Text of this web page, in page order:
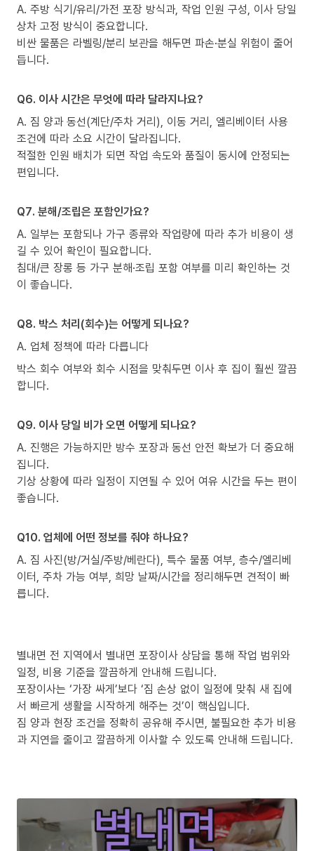
A. 주방 식기/유리/가전 포장 방식과, 작업 인원 구성, 이사 당일
상차 고정 방식이 중요합니다.
비싼 물품은 라벨링/분리 보관을 해두면 파손·분실 위험이 줄어
듭니다.
Q6. 이사 시간은 무엇에 따라 달라지나요?
A. 짐 양과 동선(계단/주차 거리), 이동 거리, 엘리베이터 사용
조건에 따라 소요 시간이 달라집니다.
적절한 인원 배치가 되면 작업 속도와 품질이 동시에 안정되는
편입니다.
Q7. 분해/조립은 포함인가요?
A. 일부는 포함되나 가구 종류와 작업량에 따라 추가 비용이 생
길 수 있어 확인이 필요합니다.
침대/큰 장롱 등 가구 분해·조립 포함 여부를 미리 확인하는 것
이 좋습니다.
Q8. 박스 처리(회수)는 어떻게 되나요?
A. 업체 정책에 따라 다릅니다
박스 회수 여부와 회수 시점을 맞춰두면 이사 후 집이 훨씬 깔끔
합니다.
Q9. 이사 당일 비가 오면 어떻게 되나요?
A. 진행은 가능하지만 방수 포장과 동선 안전 확보가 더 중요해
집니다.
기상 상황에 따라 일정이 지연될 수 있어 여유 시간을 두는 편이
좋습니다.
Q10. 업체에 어떤 정보를 줘야 하나요?
A. 짐 사진(방/거실/주방/베란다), 특수 물품 여부, 층수/엘리베
이터, 주차 가능 여부, 희망 날짜/시간을 정리해두면 견적이 빠
릅니다.
별내면 전 지역에서 별내면 포장이사 상담을 통해 작업 범위와
일정, 비용 기준을 깔끔하게 안내해 드립니다.
포장이사는 ‘가장 싸게’보다 ‘짐 손상 없이 일정에 맞춰 새 집에
서 빠르게 생활을 시작하게 해주는 것’이 핵심입니다.
짐 양과 현장 조건을 정확히 공유해 주시면, 불필요한 추가 비용
과 지연을 줄이고 깔끔하게 이사할 수 있도록 안내해 드립니다.